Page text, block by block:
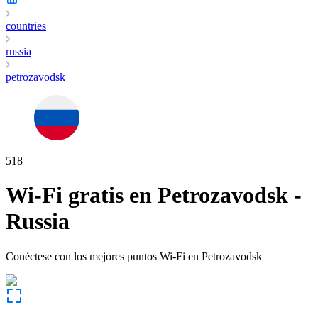
countries
russia
petrozavodsk
518
Wi-Fi gratis en Petrozavodsk -
Russia
Conéctese con los mejores puntos Wi-Fi en Petrozavodsk